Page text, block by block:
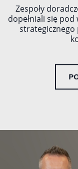
Zespoły
dopełniali się
strategicznego